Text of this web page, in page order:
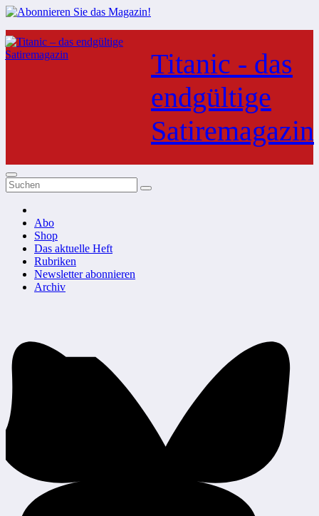
Zum
Inhalt
springen
Titanic - das
endgültige
Satiremagazin
Abo
Shop
Das aktuelle Heft
Rubriken
Newsletter abonnieren
Archiv